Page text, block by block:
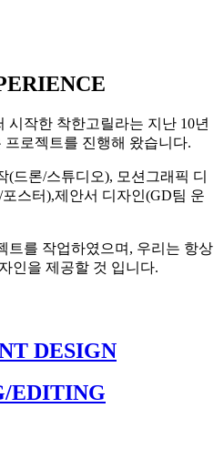
시작한 착한고릴라는 지난 10년
프로젝트를 진행해 왔습니다.
(드론/스튜디오), 모션그래픽 디
스터),제안서 디자인(GD팀 운
트를 작업하였으며, 우리는 항상
인을 제공할 것 입니다.
DESIGN
EDITING